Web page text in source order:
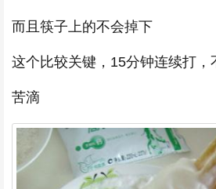
而且筷子上的不会掉下
这个比较关键，15分钟连续打，
苦滴